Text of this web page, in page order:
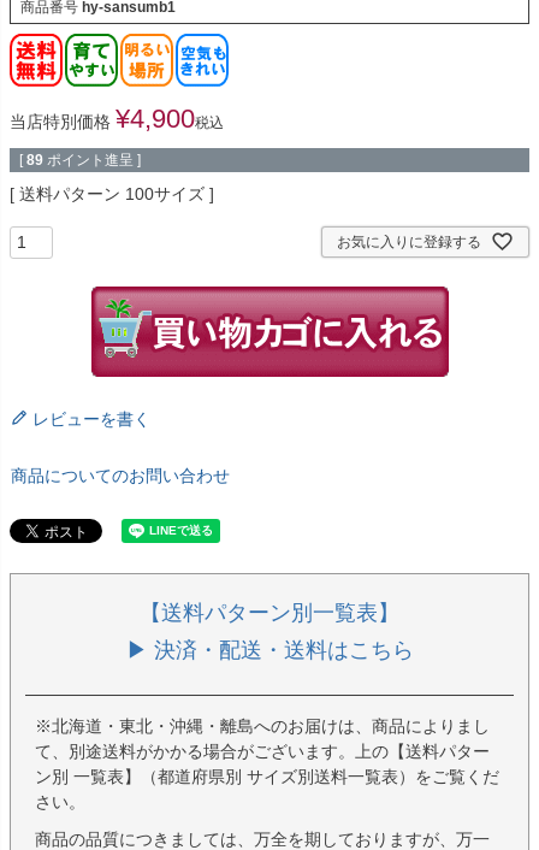
商品番号 hy-sansumb1
当店特別価格 ¥4,900税込
[ 89 ポイント進呈 ]
送料パターン 100サイズ
お気に入りに登録する
レビューを書く
商品についてのお問い合わせ
【送料パターン別一覧表】
▶ 決済・配送・送料はこちら
※北海道・東北・沖縄・離島へのお届けは、商品によりまし
て、別途送料がかかる場合がございます。上の【送料パター
ン別 一覧表】（都道府県別 サイズ別送料一覧表）をご覧くだ
さい。
商品の品質につきましては、万全を期しておりますが、万一